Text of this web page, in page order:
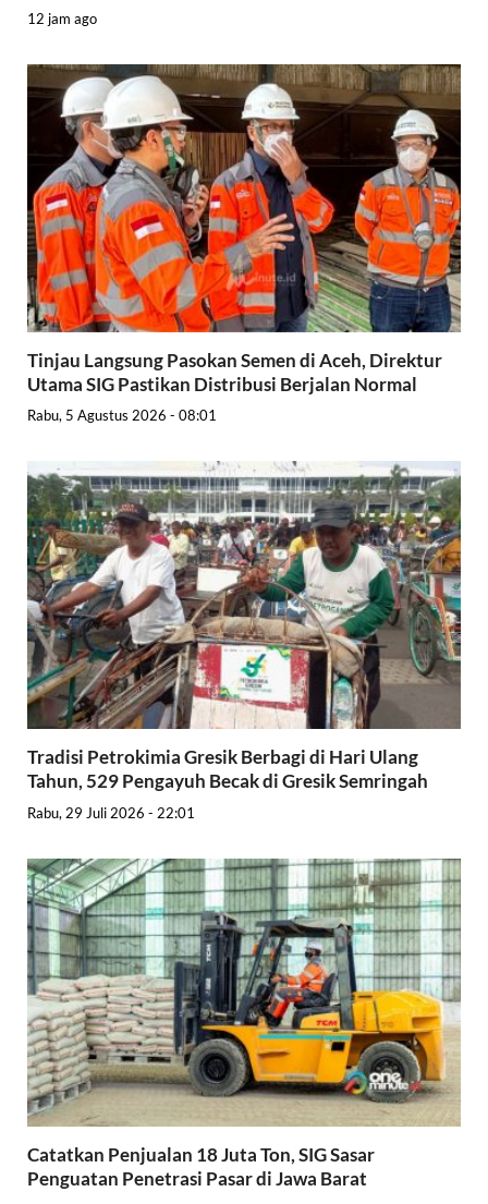
12 jam ago
Tinjau Langsung Pasokan Semen di Aceh, Direktur
Utama SIG Pastikan Distribusi Berjalan Normal
Rabu, 5 Agustus 2026 - 08:01
Tradisi Petrokimia Gresik Berbagi di Hari Ulang
Tahun, 529 Pengayuh Becak di Gresik Semringah
Rabu, 29 Juli 2026 - 22:01
Catatkan Penjualan 18 Juta Ton, SIG Sasar
Penguatan Penetrasi Pasar di Jawa Barat